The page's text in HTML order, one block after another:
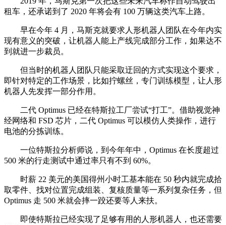
租车，还承诺到了 2020 年将会有 100 万辆这类汽车上路。
早在今年 4 月，马斯克就要求人形机器人团队在今年内实
现有意义的突破，让机器人能上产线完成部分工作，如果达不
到就进一步裁员。
但当时的机器人团队只能采取迂回的方式实现这个要求，
即针对特定的工作场景，比如拧螺丝，专门训练模型，让人形
机器人先发挥一部分作用。
二代 Optimus 已经在特斯拉工厂尝试“打工”。借助视觉神
经网络和 FSD 芯片，二代 Optimus 可以模仿人类操作，进行
电池的分拣训练。
一位特斯拉分析师说，到今年年中，Optimus 在长度超过
500 米的行走测试中通过率只有不到 60%。
时薪 22 美元的美国得州小时工基本能在 50 秒内就完成拾
取零件、找对位置完成组装、复核质量等一系列复杂任务，但
Optimus 走 500 米就会摔一跤还要等人来扶。
即使特斯拉已经实现了足够有用的人形机器人，也还需要